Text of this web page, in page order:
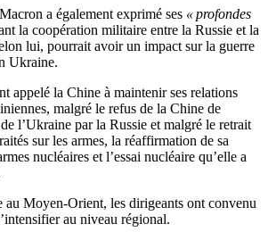
a également exprimé ses « profondes
la coopération militaire entre la Russie et la
lui, pourrait avoir un impact sur la guerre
Ukraine.
appelé la Chine à maintenir ses relations
malgré le refus de la Chine de
l’Ukraine par la Russie et malgré le retrait
sur les armes, la réaffirmation de sa
nucléaires et l’essai nucléaire qu’elle a
au Moyen-Orient, les dirigeants ont convenu
au niveau régional.